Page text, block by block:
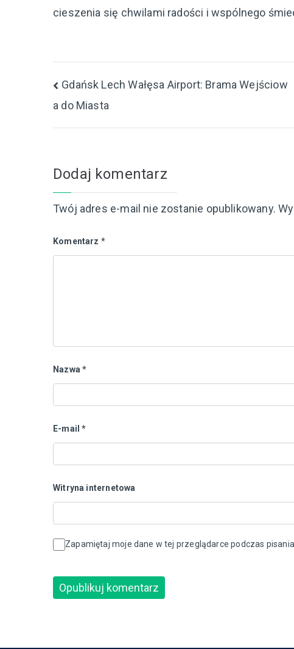
cieszenia się chwilami radości i wspólnego
Nawigacja
wpisu
Gdańsk Lech Wałęsa Airport: Brama Wejściow
a do Miasta
Dodaj komentarz
Twój adres e-mail nie zostanie opublikowany.
Komentarz *
Nazwa*
E-mail*
Witryna internetowa
Zapamiętaj moje dane w tej przeglądarce podczas